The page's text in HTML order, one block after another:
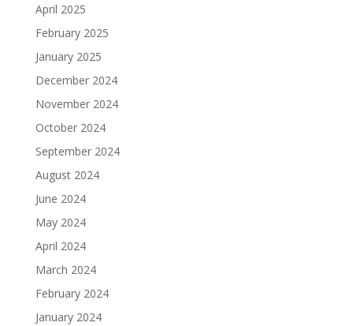
April 2025
February 2025
January 2025
December 2024
November 2024
October 2024
September 2024
August 2024
June 2024
May 2024
April 2024
March 2024
February 2024
January 2024